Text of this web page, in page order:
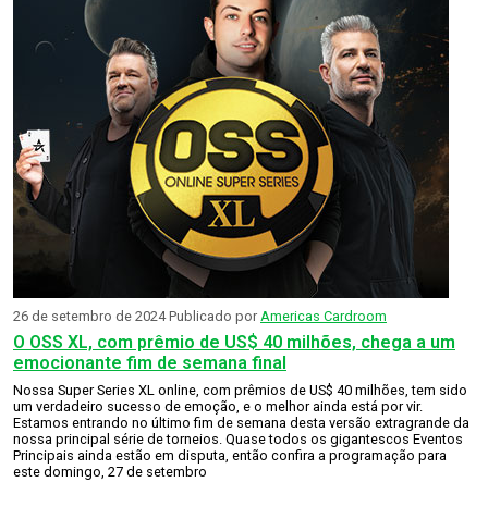
O OSS XL, com prêmio de US$ 40 milhões, chega a um
emocionante fim de semana final
26 de setembro de 2024Publicado por Americas Cardroom
Nossa Super Series XL online, com prêmios de US$ 40 milhões, tem sido
um verdadeiro sucesso de emoção, e o melhor ainda está por vir.
Estamos entrando no último fim de semana desta versão extragrande da
nossa principal série de torneios. Quase todos os gigantescos Eventos
Principais ainda estão em disputa, então confira a programação para
este domingo, 27 de setembro